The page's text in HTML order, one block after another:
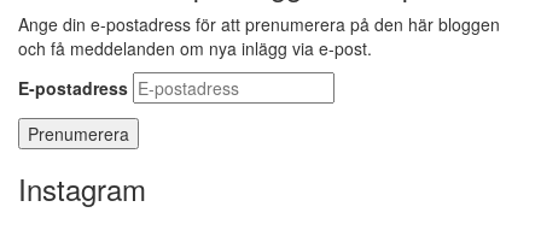
Ange din e-postadress för att prenumerera på den här bloggen
och få meddelanden om nya inlägg via e-post.
E-postadress
Instagram